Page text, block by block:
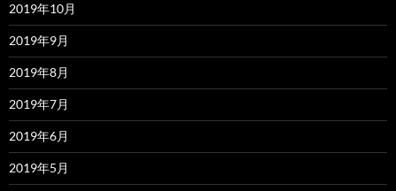
2019年10月
2019年9月
2019年8月
2019年7月
2019年6月
2019年5月